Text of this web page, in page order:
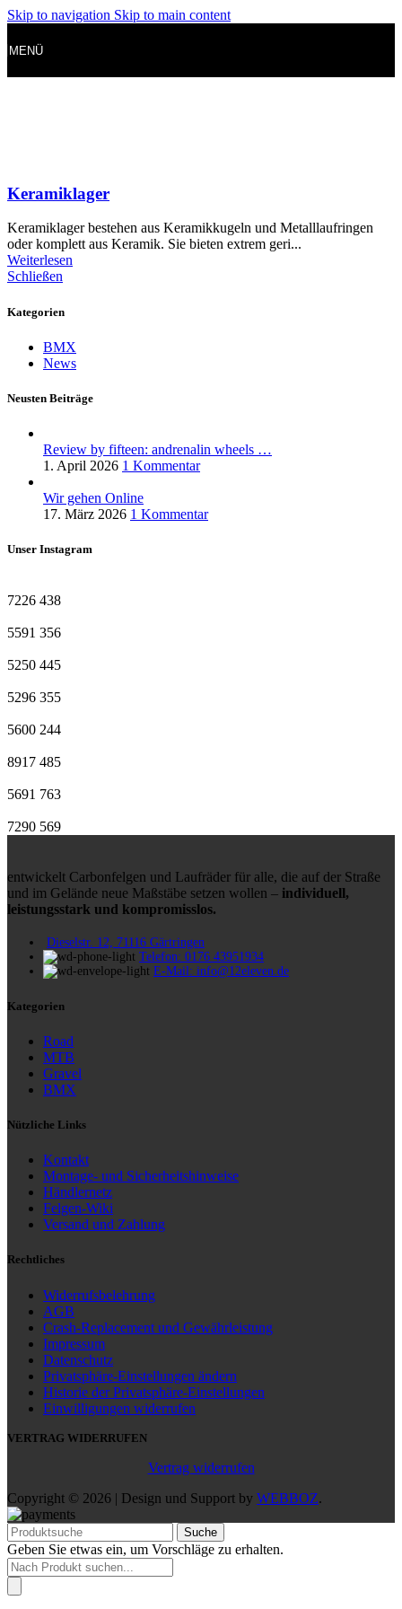
Skip to navigation Skip to main content
MENÜ
Keramiklager
Keramiklager bestehen aus Keramikkugeln und Metalllaufringen
oder komplett aus Keramik. Sie bieten extrem geri...
Weiterlesen
Schließen
Kategorien
BMX
News
Neusten Beiträge
Review by fifteen: andrenalin wheels …
1. April 2026 1 Kommentar
Wir gehen Online
17. März 2026 1 Kommentar
Unser Instagram
7226 438
5591 356
5250 445
5296 355
5600 244
8917 485
5691 763
7290 569
entwickelt Carbonfelgen und Laufräder für alle, die auf der Straße
und im Gelände neue Maßstäbe setzen wollen – individuell,
leistungsstark und kompromisslos.
Dieselstr. 12, 71116 Gärtringen
Telefon: 0176 43951934
E-Mail: info@12eleven.de
Kategorien
Road
MTB
Gravel
BMX
Nützliche Links
Kontakt
Montage- und Sicherheitshinweise
Händlernetz
Felgen-Wiki
Versand und Zahlung
Rechtliches
Widerrufsbelehrung
AGB
Crash-Replacement und Gewährleistung
Impressum
Datenschutz
Privatsphäre-Einstellungen ändern
Historie der Privatsphäre-Einstellungen
Einwilligungen widerrufen
VERTRAG WIDERRUFEN
Vertrag widerrufen
Copyright © 2026 | Design und Support by WEBBOZ.
Suche
Geben Sie etwas ein, um Vorschläge zu erhalten.
Products
search